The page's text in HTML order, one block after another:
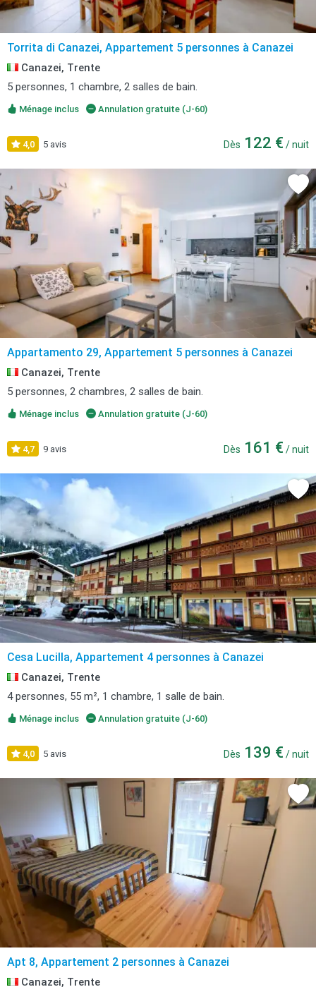
Torrita di Canazei, Appartement 5 personnes à Canazei
Canazei, Trente
5 personnes, 1 chambre, 2 salles de bain.
Ménage inclus Annulation gratuite (J-60)
4,0 5 avis Dès 122 € / nuit
Appartamento 29, Appartement 5 personnes à Canazei
Canazei, Trente
5 personnes, 2 chambres, 2 salles de bain.
Ménage inclus Annulation gratuite (J-60)
4,7 9 avis Dès 161 € / nuit
Cesa Lucilla, Appartement 4 personnes à Canazei
Canazei, Trente
4 personnes, 55 m², 1 chambre, 1 salle de bain.
Ménage inclus Annulation gratuite (J-60)
4,0 5 avis Dès 139 € / nuit
Apt 8, Appartement 2 personnes à Canazei
Canazei, Trente